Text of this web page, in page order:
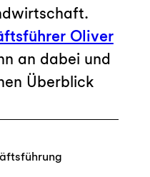
Oliver
an dabei und
Überblick